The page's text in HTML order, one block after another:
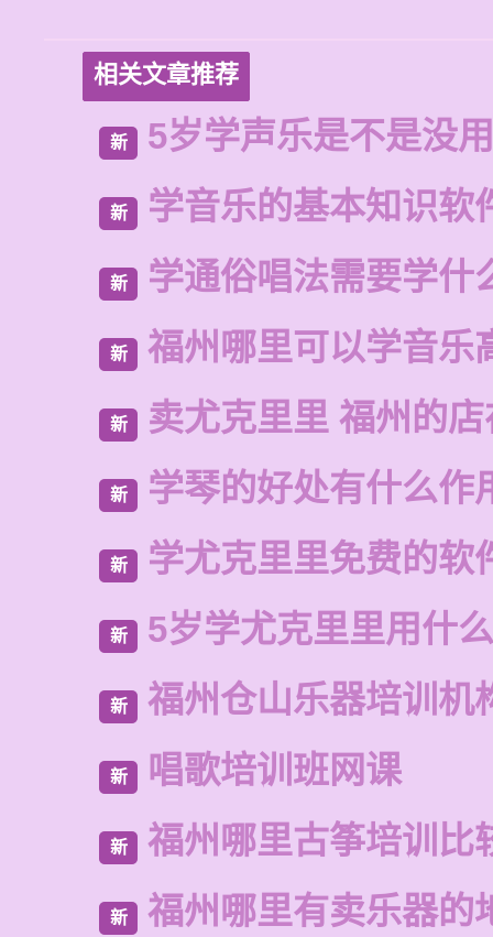
相关文章推荐
新 5岁学声乐是不是没用
新 学音乐的基本知识软
新 学通俗唱法需要学什
新 福州哪里可以学音乐
新 卖尤克里里 福州的
新 学琴的好处有什么作
新 学尤克里里免费的软
新 5岁学尤克里里用什
新 福州仓山乐器培训机
新 唱歌培训班网课
新 福州哪里古筝培训比
新 福州哪里有卖乐器的